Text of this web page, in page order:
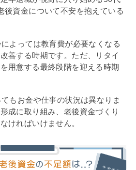
後資金について不安を抱えている
よっては教育費が必要なくなる
善する時期です。ただ、リタイ
用意する最終段階を迎える時期
もお金や仕事の状況は異なりま
成に取り組み、老後資金づくり
ければいけません。